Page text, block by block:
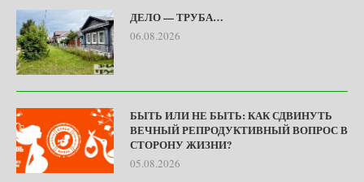
ДЕЛО — ТРУБА…
06.08.2026
БЫТЬ ИЛИ НЕ БЫТЬ: КАК СДВИНУТЬ
ВЕЧНЫЙ РЕПРОДУКТИВНЫЙ ВОПРОС В
СТОРОНУ ЖИЗНИ?
05.08.2026